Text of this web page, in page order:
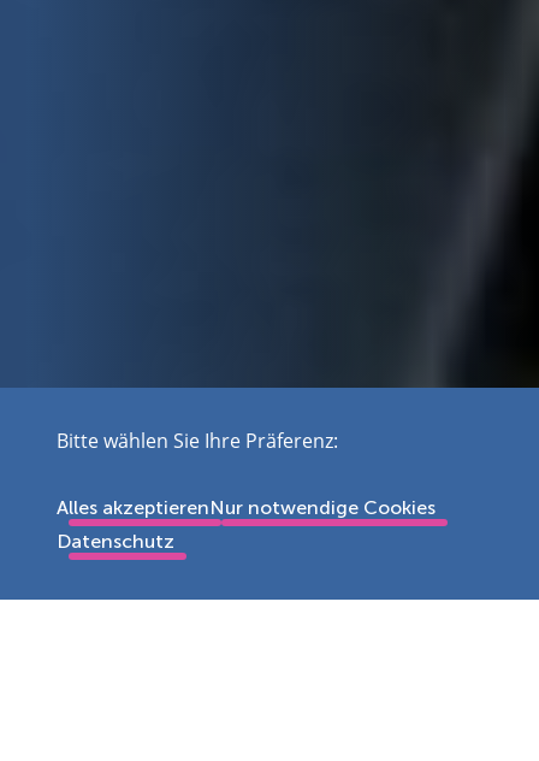
Bitte wählen Sie Ihre Präferenz:
Alles akzeptierenNur notwendige Cookies
Datenschutz